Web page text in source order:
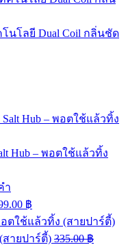
โนโลยี Dual Coil กลิ่นชัด
Hub – พอตใช้แล้วทิ้ง
฿
สายปาร์ตี้) 335.00฿